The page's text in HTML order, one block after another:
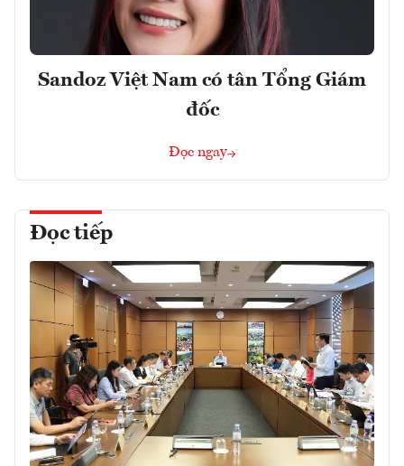
Sandoz Việt Nam có tân Tổng Giám
đốc
Đọc ngay
Đọc tiếp